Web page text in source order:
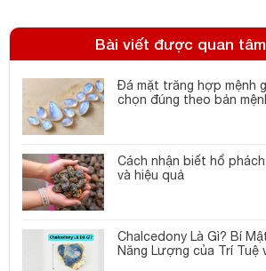
Bài viết được quan
Đá mặt trăng hợp mệnh
chọn đúng theo bản
Cách nhận biết hổ
và hiệu quả
Chalcedony Là Gì? Bí
Năng Lượng của Trí Tuệ